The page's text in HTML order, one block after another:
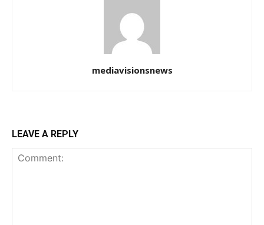
mediavisionsnews
LEAVE A REPLY